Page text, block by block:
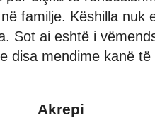
familje. Këshilla nuk
Sot ai eshtë i
disa mendime kanë të
Akrepi